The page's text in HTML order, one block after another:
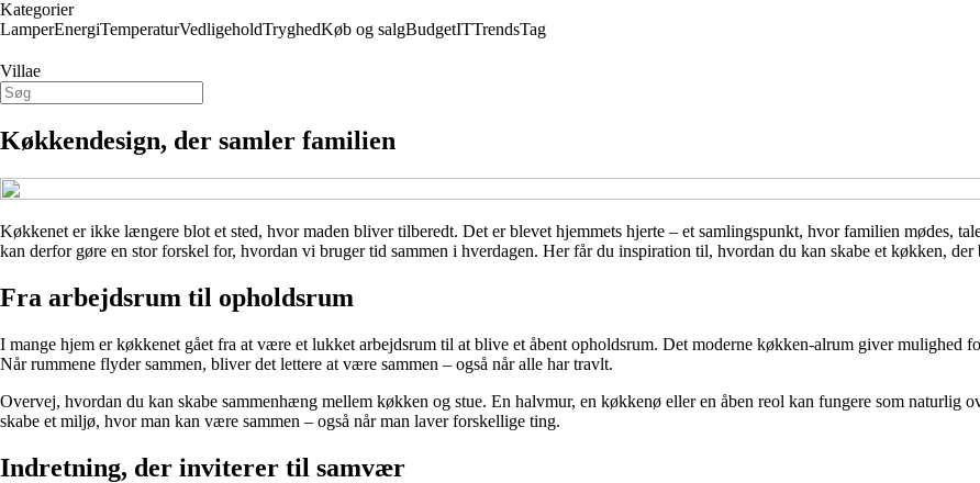
Kategorier
LamperEnergiTemperaturVedligeholdTryghedKøb og salgBudgetITTrendsTag
Villae
Køkkendesign, der samler familien
Køkkenet er ikke længere blot et sted, hvor maden bliver tilberedt. Det er blevet hjemmets hjerte – et samlingspunkt, hvor familien mødes,
kan derfor gøre en stor forskel for, hvordan vi bruger tid sammen i hverdagen. Her får du inspiration til, hvordan du kan skabe et køkken,
Fra arbejdsrum til opholdsrum
I mange hjem er køkkenet gået fra at være et lukket arbejdsrum til at blive et åbent opholdsrum. Det moderne køkken-alrum giver mulighed
Når rummene flyder sammen, bliver det lettere at være sammen – også når alle har travlt.
Overvej, hvordan du kan skabe sammenhæng mellem køkken og stue. En halvmur, en køkkenø eller en åben reol kan fungere som naturlig
skabe et miljø, hvor man kan være sammen – også når man laver forskellige ting.
Indretning, der inviterer til samvær